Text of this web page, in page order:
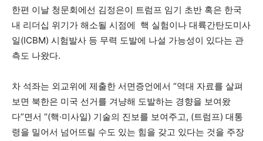
한편 이날 청문회에선 김정은이 트럼프 임기 초반 혹은 한국
내 리더십 위기가 해소될 시점에 핵 실험이나 대륙간탄도미사
일(ICBM) 시험발사 등 무력 도발에 나설 가능성이 있다는 관
측도 나왔다.
차 석좌는 외교위에 제출한 서면증언에서 “역대 자료를 살펴
보면 북한은 미국 선거를 겨냥해 도발하는 경향을 보여왔
다”면서 “(핵·미사일) 기술의 진보를 보여주고, (트럼프) 대통
령을 밀어서 넘어뜨릴 수도 있는 힘을 갖고 있다는 것을 주장